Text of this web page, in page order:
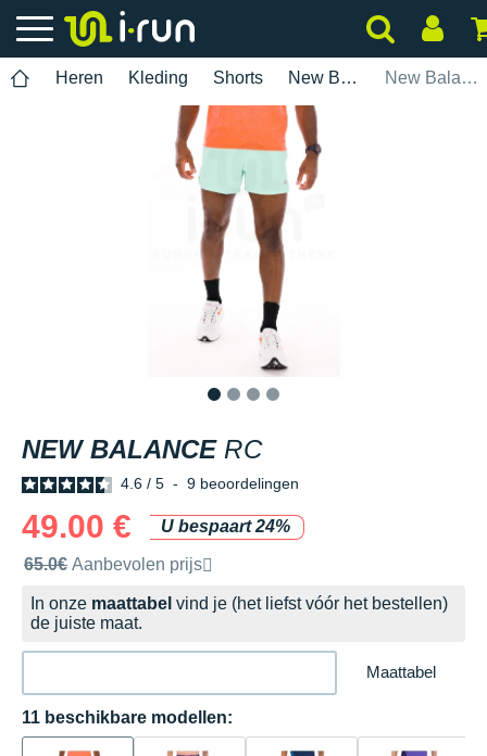
Heren Kleding Shorts New Balance New Balance RC
NEW BALANCE RC
4.6 / 5 - 9 beoordelingen
49.00 €
U bespaart 24%
Door het merk aanbevolen verkoopprijs
65.0€ Aanbevolen prijs
In onze maattabel vind je (het liefst vóór het bestellen)
de juiste maat.
Maattabel
11 beschikbare modellen: